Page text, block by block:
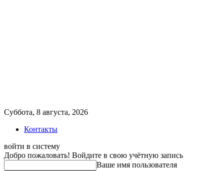
Суббота, 8 августа, 2026
Контакты
войти в систему
Добро пожаловать! Войдите в свою учётную запись
Ваше имя пользователя